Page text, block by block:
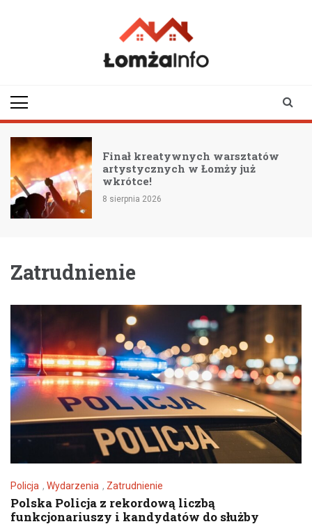
Finał kreatywnych warsztatów
artystycznych w Łomży już
wkrótce!
8 sierpnia 2026
Zatrudnienie
Policja , Wydarzenia , Zatrudnienie
Polska Policja z rekordową liczbą
funkcjonariuszy i kandydatów do służby